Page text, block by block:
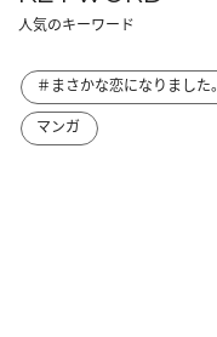
人気のキーワード
＃まさかな恋になりました。
マンガ